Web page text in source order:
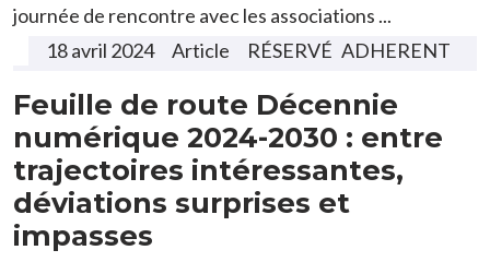
journée de rencontre avec les associations ...
18 avril 2024
Article ADHERENT
Feuille de route Décennie
numérique 2024-2030 : entre
trajectoires intéressantes,
déviations surprises et
impasses